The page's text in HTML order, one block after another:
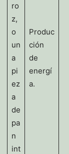
ro
z,
o
un
a
pi
ez
a
de
pa
n
int
Produc
ción
de
energí
a.